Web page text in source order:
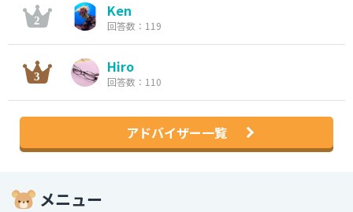
Ken
回答数：119
Hiro
回答数：110
アドバイザー一覧
メニュー